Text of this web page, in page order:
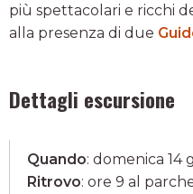
più spettacolari e ricchi
alla presenza di due
Dettagli escursione
Quando: domenica 14
Ritrovo: ore 9 al